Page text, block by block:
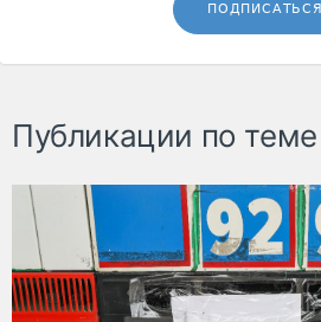
ПОДПИСАТЬСЯ
Публикации по теме